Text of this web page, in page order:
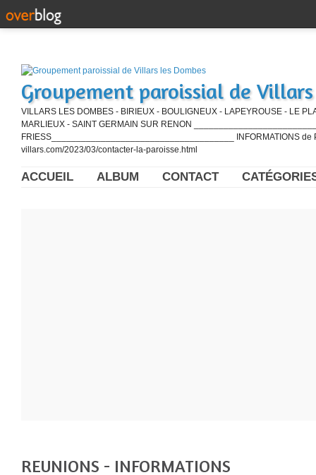
Groupement paroissial de
VILLARS LES DOMBES - BIRIEUX - BOULIGNEUX - LAPEYROUSE - LE
MARLIEUX - SAINT GERMAIN SUR RENON
FRIESS_____________________________________ INFORMATIONS de
villars.com/2023/03/contacter-la-paroisse.html
ACCUEIL ALBUM CONTACT
REUNIONS - INFORMATIONS